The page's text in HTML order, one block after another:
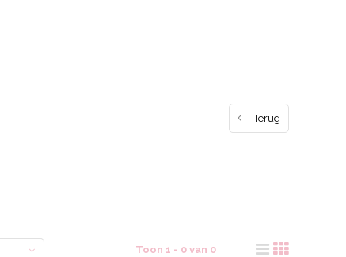
Terug
Toon 1 - 0 van 0